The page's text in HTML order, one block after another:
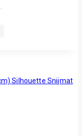
Silhouette Snijmat